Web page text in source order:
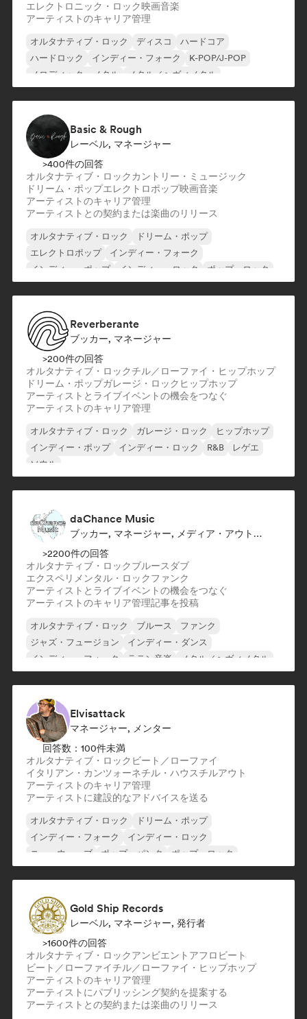
エレクトロニック・ロック映画音楽
アーティストのキャリア管理
オルタナティブ・ロック ディスコ
ハードコア
ハードロック
インディー・フォーク
K-POP/J-POP
メロディック・メタル
メタル／ヘヴィメタル
Basic & Rough
レーベル, マネージャー
>400件の回答
オルタナティブ・ロック カントリー・ミュージック
ドリーム・ポップエレクトロポップ映画音楽
アーティストのキャリア管理
アーティストとの契約または楽曲のリリース
オルタナティブ・ロック
ドリーム・ポップ
エレクトロポップ
インディー・フォーク
インディー・ポップ
インディー・ロック
ポップ・ロック
Reverberante
ブッカー, マネージャー
>200件の回答
オルタナティブ・ロックチル／ローファイ・ヒップホップ
ドリーム・ポップガレージ・ロック ヒップホップ
アーティストとライブイベントの機会をつなぐ
アーティストのキャリア管理
オルタナティブ・ロック ガレージ・ロック
ヒップホップ
インディー・ポップ
インディー・ロック R&B
レゲエ
ソウル
daChance Music
ブッカー, マネージャー, メディア・アウトレット／ジャーナリスト
>2200件の回答
オルタナティブ・ロックブルース ダブ
エクスペリメンタル・ロックファンク
アーティストとライブイベントの機会をつなぐ
アーティストのキャリア管理記事を投稿
オルタナティブ・ロック ブルース
ファンク
ジャズ・フュージョン
インディー・ダンス
インディー・フォーク
ラテン音楽 メタル／ヘヴィメタル
Elvisattack
マネージャー, メンター
回答数：100件未満
オルタナティブ・ロック ビート／ローファイ
イタリアン・カンツォーネチル・ハウスチルアウト
アーティストのキャリア管理
アーティストに建設的なアドバイスを送る
オルタナティブ・ロック
ドリーム・ポップ
インディー・フォーク
インディー・ロック
ニューウェーブ
ポップ・パンク
ポップ・ロック
Gold Ship Records
レーベル, マネージャー, 発行者
>1600件の回答
オルタナティブ・ロックアンビエント アフロビート
ビート／ローファイチル／ローファイ・ヒップホップ
アーティストのキャリア管理
アーティストにパブリッシング契約を提案する
アーティストとの契約または楽曲のリリース